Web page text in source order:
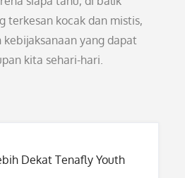
terkesan kocak dan mistis,
yang dapat
kita sehari-hari.
Dekat Tenafly Youth